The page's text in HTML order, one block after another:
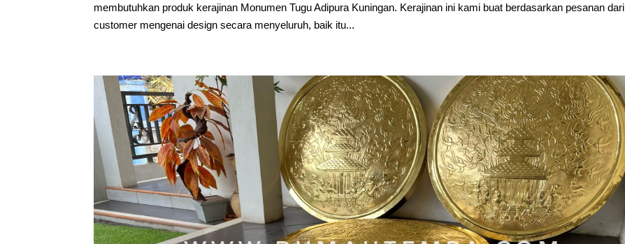
membutuhkan produk kerajinan Monumen Tugu Adipura Kuningan. Kerajinan ini kami buat berdasarkan pesanan dari
customer mengenai design secara menyeluruh, baik itu...